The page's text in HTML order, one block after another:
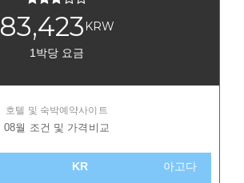
83,423 KRW
1박당 요금
호텔 및 숙박예약사이트
08월 조건 및 가격비교
아고다
KR